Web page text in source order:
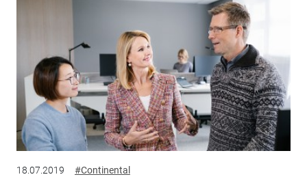
18.07.2019 #Continental